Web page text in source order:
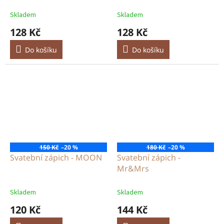
Skladem
128 Kč
Do košíku
Skladem
128 Kč
Do košíku
150 Kč –20 %
Svatební zápich - MOON
Skladem
120 Kč
180 Kč –20 %
Svatební zápich -
Mr&Mrs
Skladem
144 Kč